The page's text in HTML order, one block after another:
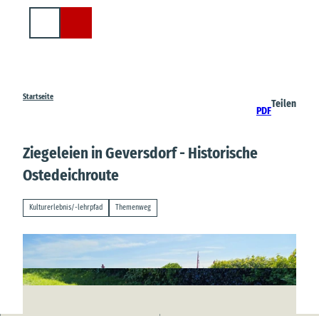
Startseite
PDF
Teilen
Ziegeleien in Geversdorf - Historische
Ostedeichroute
Kulturerlebnis/-lehrpfad Themenweg